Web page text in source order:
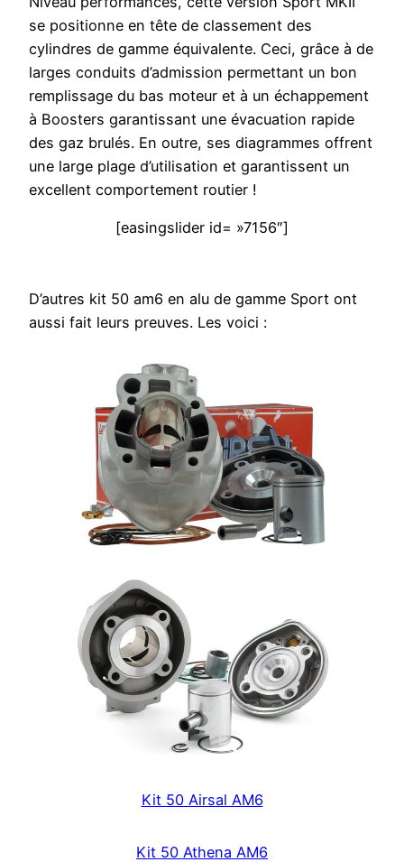
se positionne en tête de classement des
cylindres de gamme équivalente. Ceci, grâce à de
larges conduits d’admission permettant un bon
remplissage du bas moteur et à un échappement
à Boosters garantissant une évacuation rapide
des gaz brulés. En outre, ses diagrammes offrent
une large plage d’utilisation et garantissent un
excellent comportement routier !
[easingslider id= »7156″]
D’autres kit 50 am6 en alu de gamme Sport ont
aussi fait leurs preuves. Les voici :
Kit 50 Airsal AM6
Kit 50 Athena AM6